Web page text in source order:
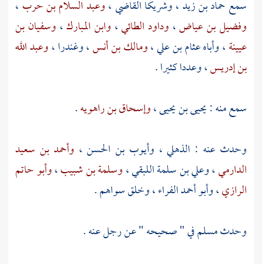
سمع حماد بن زيد،وشريكا القاضي،وعبد السلام بن حرب ،
وفضيل بن عياض، وداود الطائي، وابن المبارك، وسفيان بن
عيينة، وأباهعثام بن علي،ومالك بن أنس،وغندرا،وعبد الله
بن إدريس، وعددا كثيرا .
سمع منه :يحيى بن يحيى،وإسحاق بن راهويه.
وحدث عنه : الذهلي ، وأيوب بن الحسن ، وأحمد بن سعيد
الدارمي،وعلي بن سلمة اللبقي،وسلمة بن شبيب،وأبو حاتم
الرازي،وأبو أحمد الفراء، وخلق سواهم .
وحدثمسلمفي " صحيحه " عن رجل عنه .